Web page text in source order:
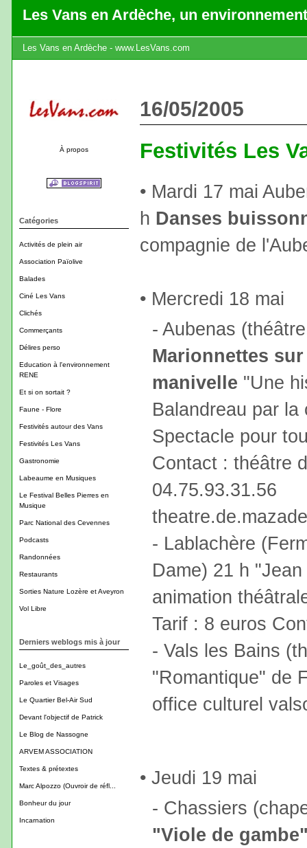
Les Vans en Ardèche, un
Les Vans en Ardèche - www.LesVans.com
À propos
Catégories
Activités de plein air
Association Païolive
Balades
Ciné Les Vans
Clichés
Commerçants
Délires perso
Education à l'environnement
RENE
Et si on sortait ?
Faune - Flore
Festivités autour des Vans
Festivités Les Vans
Gastronomie
Labeaume en Musiques
Le Festival Belles Pierres en
Musique
Parc National des Cevennes
Podcasts
Randonnées
Restaurants
Sorties Nature Lozère et Aveyron
Vol Libre
Derniers weblogs mis à jour
Le_goût_des_autres
Paroles et Visages
Le Quartier Bel-Air Sud
Devant l'objectif de Patrick
Le Blog de Nassogne
ARVEM ASSOCIATION
Textes & prétextes
Marc Alpozzo (Ouvroir de réfl...
Bonheur du jour
Incarnation
16/05/2005
Festivités Les
• Mardi 17 mai
h Danses
compagnie de
• Mercredi 18 mai
- Aubenas
Marionnettes
manivelle "Une
Balandreau par
Spectacle pour
Contact : théâtre
04.75.93.31.56
- Lablachère
Dame) 21 h
animation
Tarif : 8 euros
- Vals les Bains
"Romantique" de
office culturel
• Jeudi 19 mai
- Chassiers
"Viole de